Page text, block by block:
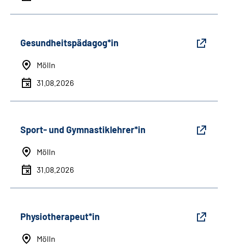
Gesundheitspädagog*in
Mölln
31.08.2026
Sport- und Gymnastiklehrer*in
Mölln
31.08.2026
Physiotherapeut*in
Mölln